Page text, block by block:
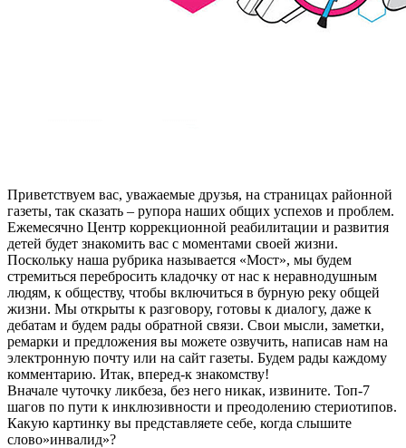
Приветствуем вас, уважаемые друзья, на страницах районной
газеты, так сказать – рупора наших общих успехов и проблем.
Ежемесячно Центр коррекционной реабилитации и развития
детей будет знакомить вас с моментами своей жизни.
Поскольку наша рубрика называется «Мост», мы будем
стремиться перебросить кладочку от нас к неравнодушным
людям, к обществу, чтобы включиться в бурную реку общей
жизни. Мы открыты к разговору, готовы к диалогу, даже к
дебатам и будем рады обратной связи. Свои мысли, заметки,
ремарки и предложения вы можете озвучить, написав нам на
электронную почту или на сайт газеты. Будем рады каждому
комментарию. Итак, вперед-к знакомству!
Вначале чуточку ликбеза, без него никак, извините. Топ-7
шагов по пути к инклюзивности и преодолению стериотипов.
Какую картинку вы представляете себе, когда слышите
слово»инвалид»?